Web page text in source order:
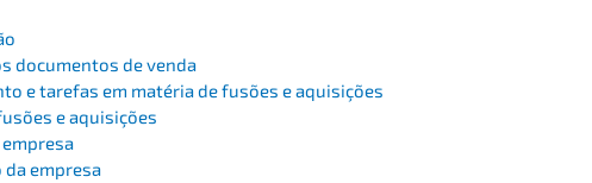
document­os de venda
e tarefas em matéria de fusões e aquisições
e aquisições
empresa
da empresa